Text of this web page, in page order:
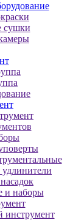
cушки
и нaбopы
инcтpумeнт